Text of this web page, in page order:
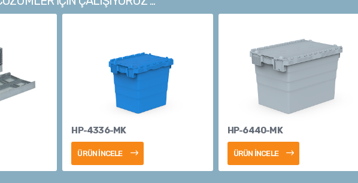
HP-4336-MK
ÜRÜN İNCELE
HP-6440-MK
ÜRÜN İNCELE